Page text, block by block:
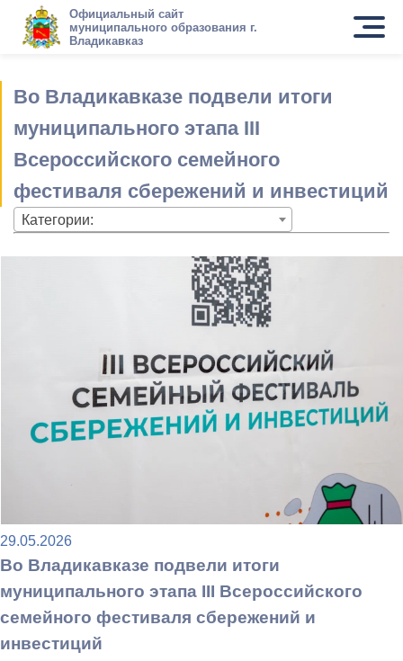
Официальный сайт
муниципального образования г.
Владикавказ
Во Владикавказе подвели итоги
муниципального этапа III
Всероссийского семейного
фестиваля сбережений и инвестиций
Категории:
29.05.2026
Во Владикавказе подвели итоги
муниципального этапа III Всероссийского
семейного фестиваля сбережений и
инвестиций